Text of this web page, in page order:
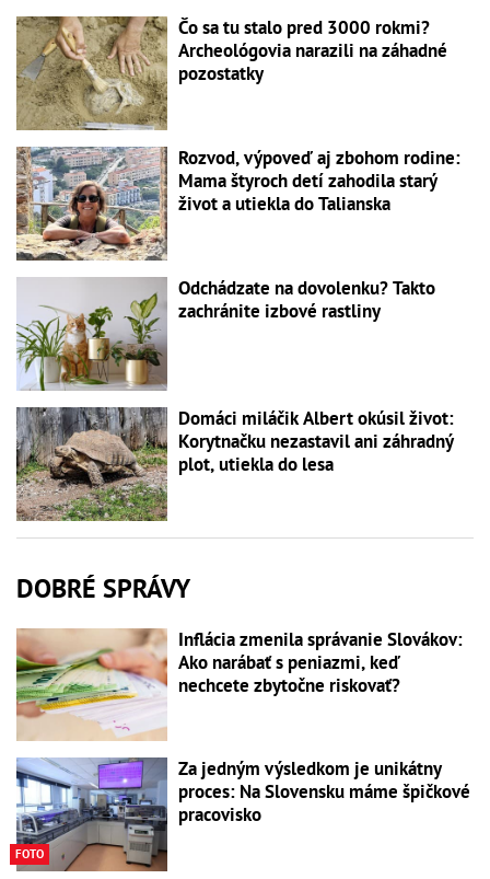
Čo sa tu stalo pred 3000 rokmi?
Archeológovia narazili na záhadné
pozostatky
Rozvod, výpoveď aj zbohom rodine:
Mama štyroch detí zahodila starý
život a utiekla do Talianska
Odchádzate na dovolenku? Takto
zachránite izbové rastliny
Domáci miláčik Albert okúsil život:
Korytnačku nezastavil ani záhradný
plot, utiekla do lesa
DOBRÉ SPRÁVY
Inflácia zmenila správanie Slovákov:
Ako narábať s peniazmi, keď
nechcete zbytočne riskovať?
FOTO
Za jedným výsledkom je unikátny
proces: Na Slovensku máme špičkové
pracovisko